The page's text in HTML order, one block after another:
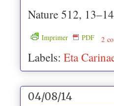
Nature 512,
Imprimer PDF 2
Labels: Eta
04/08/14